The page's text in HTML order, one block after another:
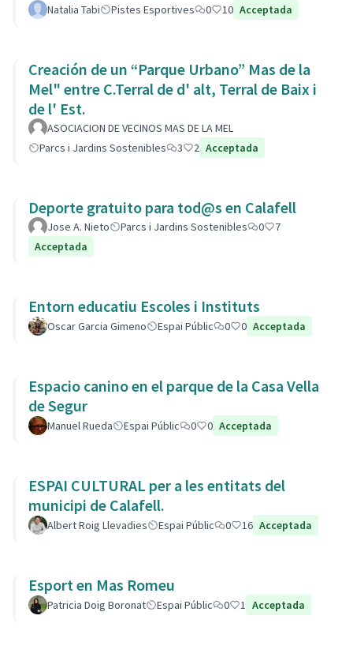
Natalia Tabi Pistes Esportives 0 10 Acceptada
Creación de un “Parque Urbano” Mas de la
Mel" entre C.Terral de d' alt, Terral de Baix i
de l' Est.
ASOCIACION DE VECINOS MAS DE LA MEL
Parcs i Jardins Sostenibles
3 2 Acceptada
Deporte gratuito para tod@s en Calafell
Jose A. Nieto Parcs i Jardins Sostenibles 0
7
Acceptada
Entorn educatiu Escoles i Instituts
Oscar Garcia Gimeno Espai Públic 0 0 Acceptada
Espacio canino en el parque de la Casa Vella
de Segur
Manuel Rueda Espai Públic 0 0 Acceptada
ESPAI CULTURAL per a les entitats del
municipi de Calafell.
Albert Roig Llevadies Espai Públic 0 16 Acceptada
Esport en Mas Romeu
Patricia Doig Boronat Espai Públic 0 1 Acceptada